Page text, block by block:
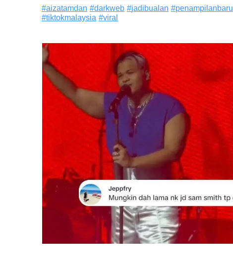
#aizatamdan #darkweb #jadibualan #penampilanbaru
#tiktokmalaysia #viral